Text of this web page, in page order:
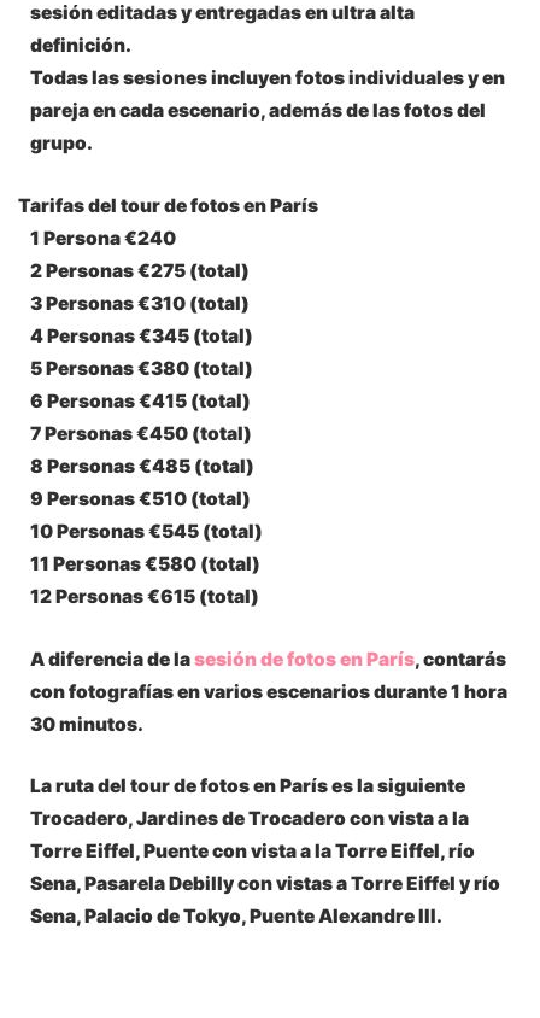
sesión editadas y entregadas en ultra alta
definición.
Todas las sesiones incluyen fotos individuales y en
pareja en cada escenario, además de las fotos del
grupo.
Tarifas del tour de fotos en París
1 Persona€240
2 Personas€275 (total)
3 Personas€310 (total)
4 Personas€345 (total)
5 Personas€380 (total)
6 Personas€415 (total)
7 Personas€450 (total)
8 Personas€485 (total)
9 Personas€510 (total)
10 Personas€545 (total)
11 Personas€580 (total)
12 Personas€615 (total)
A diferencia de lasesión de fotos en París, contarás
con fotografías en varios escenarios durante 1 hora
30 minutos.
La ruta del tour de fotos en París es la siguiente
Trocadero, Jardines de Trocadero con vista a la
Torre Eiffel, Puente con vista a la Torre Eiffel, río
Sena, Pasarela Debilly con vistas a Torre Eiffel y río
Sena, Palacio de Tokyo, Puente Alexandre III.